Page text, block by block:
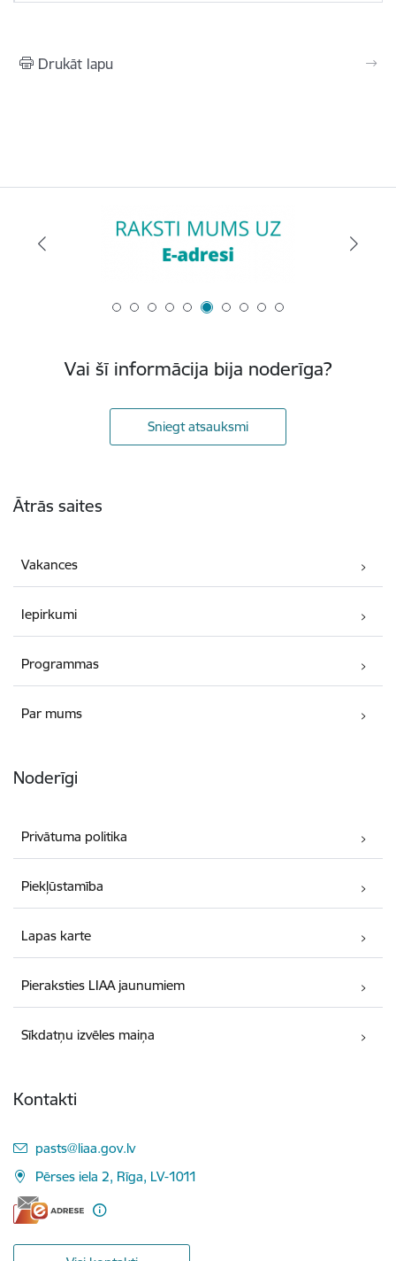
Drukāt lapu
Vai šī informācija bija noderīga?
Sniegt atsauksmi
Ātrās saites
Vakances
Iepirkumi
Programmas
Par mums
Noderīgi
Privātuma politika
Piekļūstamība
Lapas karte
Pieraksties LIAA jaunumiem
Sīkdatņu izvēles maiņa
Kontakti
E-pasts:
pasts@liaa.gov.lv
Pērses iela 2, Rīga, LV-1011